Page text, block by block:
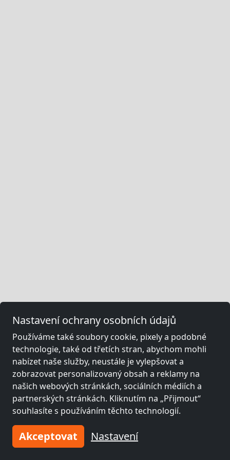
Nastavení ochrany osobních údajů
Používáme také soubory cookie, pixely a podobné
technologie, také od třetích stran, abychom mohli
nabízet naše služby, neustále je vylepšovat a
zobrazovat personalizovaný obsah a reklamy na
našich webových stránkách, sociálních médiích a
partnerských stránkách. Kliknutím na „Přijmout“
souhlasíte s používáním těchto technologií.
Akceptovat Nastavení